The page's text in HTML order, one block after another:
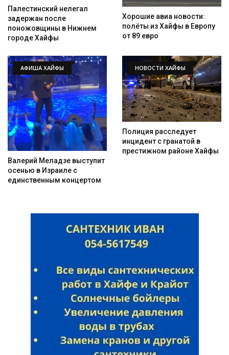
Палестинский нелегал
задержан после
поножовщины в Нижнем
городе Хайфы
Хорошие авиа новости:
полёты из Хайфы в Европу
от 89 евро
АФИША ХАЙФЫ
Валерий Меладзе выступит
осенью в Израиле с
единственным концертом
НОВОСТИ ХАЙФЫ
Полиция расследует
инцидент с гранатой в
престижном районе Хайфы